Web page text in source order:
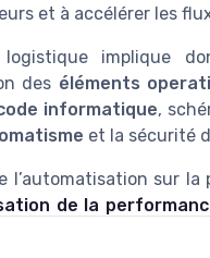
et à accélérer les
implique
des éléments
informatique,
et la sécurité
l’automatisation sur
de la